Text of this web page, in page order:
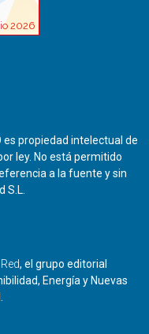
propiedad intelectual de
ley. No está permitido
a la fuente y sin
S.L.
, el grupo editorial
Energía y Nuevas